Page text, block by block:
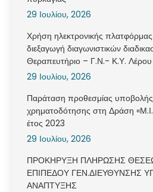
29 Ιουλίου, 2026
Χρήση ηλεκτρονικής
διεξαγωγή διαγωνιστικών
Θεραπευτήριο – Γ.Ν.- Κ.Υ. Λέρου
29 Ιουλίου, 2026
Παράταση προθεσμίας
χρηματοδότησης στη Δράση «Μ.Ι.
έτος 2023
29 Ιουλίου, 2026
ΠΡΟΚΗΡΥΞΗ ΠΛΗΡΩΣΗΣ
ΕΠΙΠΕΔΟΥ ΓΕΝ.ΔΙΕΥΘΥΝΣΗΣ
ΑΝΑΠΤΥΞΗΣ